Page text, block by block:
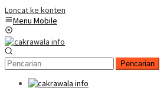
Loncat ke konten
Menu Mobile
Pencarian